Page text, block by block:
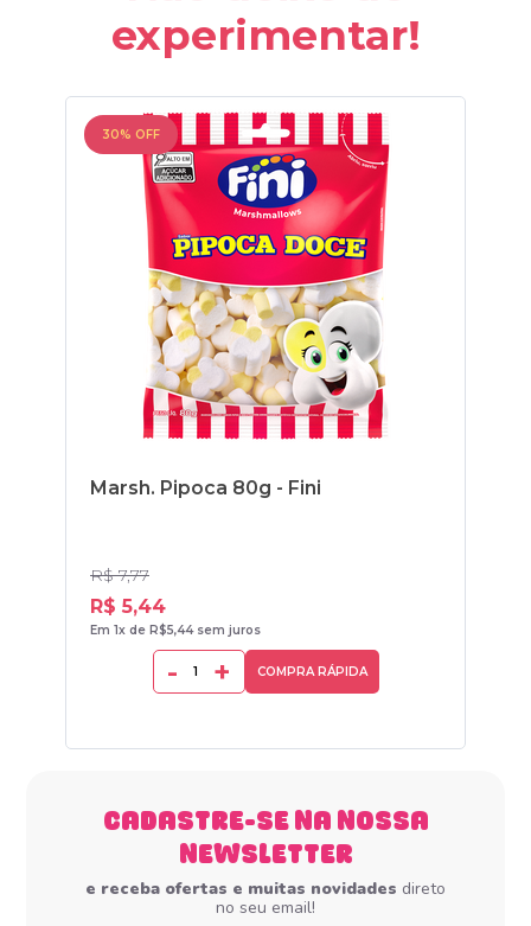
experimentar!
30% OFF
Marsh. Pipoca 80g - Fini
R$ 7,77
R$ 5,44
Em 1x de R$5,44 sem juros
- + COMPRA RÁPIDA
CADASTRE-SE NA NOSSA
NEWSLETTER
e receba ofertas e muitas novidades direto
no seu email!